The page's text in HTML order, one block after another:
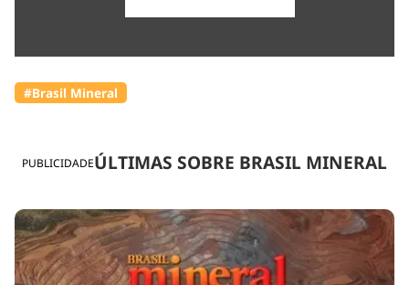
PUBLICIDADEÚLTIMAS SOBRE BRASIL MINERAL
#Brasil Mineral